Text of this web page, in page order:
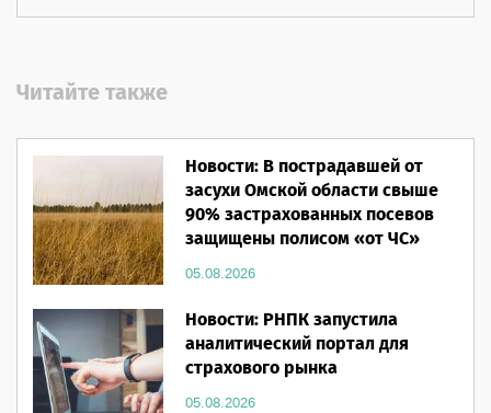
Читайте также
Новости: В пострадавшей от
засухи Омской области свыше
90% застрахованных посевов
защищены полисом «от ЧС»
05.08.2026
Новости: РНПК запустила
аналитический портал для
страхового рынка
05.08.2026